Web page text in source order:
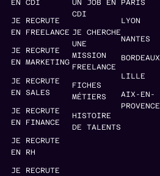
EN CDI
JE RECRUTE
EN FREELANCE
JE RECRUTE
EN MARKETING
JE RECRUTE
EN SALES
JE RECRUTE
EN FINANCE
JE RECRUTE
EN RH
JE RECRUTE
UN JOB EN
CDI
JE CHERCHE
UNE
MISSION
FREELANCE
FICHES
MÉTIERS
HISTOIRE
DE TALENTS
PARIS
LYON
NANTES
BORDEAUX
LILLE
AIX-EN-
PROVENCE